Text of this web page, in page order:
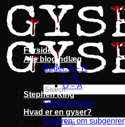
Fortsæt
til
indhold
Search for:
Forside
Alle blogindlæg
Bøger: A – H
I – N
O – Å
Stephen King
Filmatiseringer
Hvad er en gyser?
Gyseren: om